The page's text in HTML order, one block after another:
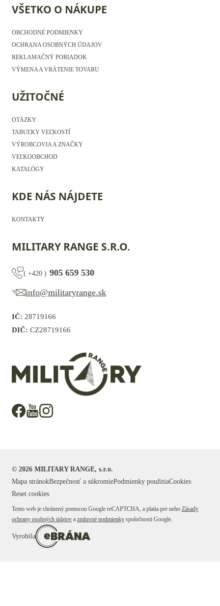
VŠETKO O NÁKUPE
OBCHODNÉ PODMIENKY
OCHRANA OSOBNÝCH ÚDAJOV
REKLAMAČNÝ PORIADOK
VÝMENA A VRÁTENIE TOVARU
UŽITOČNÉ
OTÁZKY
TABUĽKY VEĽKOSTÍ
VÝROBCOVIA A ZNAČKY
VEĽKOOBCHOD
KATALÓGY
KDE NÁS NÁJDETE
KONTAKTY
MILITARY RANGE S.R.O.
( +420 ) 905 659 530
info@militaryrange.sk
IČ: 28719166
DIČ: CZ28719166
© 2026 MILITARY RANGE, s.r.o.
Mapa stránokBezpečnosť a súkromiePodmienky použitiaCookies
Reset cookies
Tento web je chránený pomocou Google reCAPTCHA, a platia pre neho Zásady
ochrany osobných údajov a zmluvné podmienky spoločnosti Google.
Vyrobila